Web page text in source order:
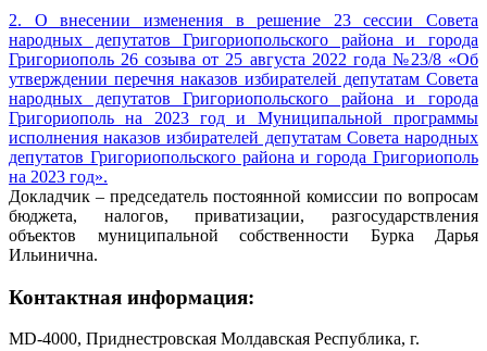
2. О внесении изменения в решение 23 сессии Совета
народных депутатов Григориопольского района и города
Григориополь 26 созыва от 25 августа 2022 года №23/8 «Об
утверждении перечня наказов избирателей депутатам Совета
народных депутатов Григориопольского района и города
Григориополь на 2023 год и Муниципальной программы
исполнения наказов избирателей депутатам Совета народных
депутатов Григориопольского района и города Григориополь
на 2023 год».
Докладчик – председатель постоянной комиссии по вопросам
бюджета, налогов, приватизации, разгосударствления
объектов муниципальной собственности Бурка Дарья
Ильинична.
Контактная информация:
MD-4000, Приднестровская Молдавская Республика, г.